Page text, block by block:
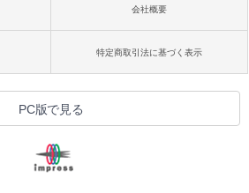
会社概要
特定商取引法に基づく表示
PC版で見る